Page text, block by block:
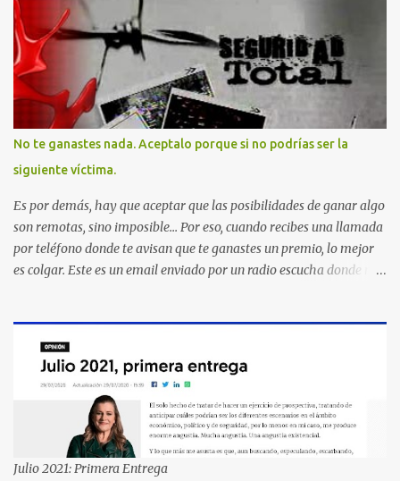
No te ganastes nada. Aceptalo porque si no podrías ser la
siguiente víctima.
Es por demás, hay que aceptar que las posibilidades de ganar algo
son remotas, sino imposible... Por eso, cuando recibes una llamada
por teléfono donde te avisan que te ganastes un premio, lo mejor
es colgar. Este es un email enviado por un radio escucha donde nos
HOY POR LA MAÑANA RECIBI UNA LLAMADA DICIENDOME
QUE ME HABIA GANADO UNA CAMARA FOTOGRAFICA Y UN
CELULAR QUE LO FUERA A RECOGER A MAS TARDAR HOY YA
QUE MASTER CARD ME LO HABIA OTORGADO ME
PREGUNTARON DATOS LOS CUAL LOGICAMENTE NO LOS DI Y
ELLOS ME DIJERON QUE SON DEL COMITE DE PREMIACION DE
Julio 2021: Primera Entrega